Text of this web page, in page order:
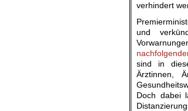
verhindert
und
sind in
Ärztinnen,
Doch dabei